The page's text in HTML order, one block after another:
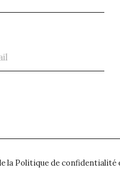
la Politique de